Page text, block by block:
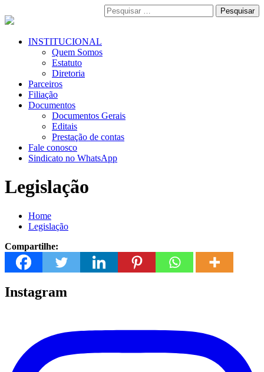
para
conteúdo
Pesquisar
por:
Menu
INSTITUCIONAL
Quem Somos
Estatuto
Diretoria
Parceiros
Filiação
Documentos
Documentos Gerais
Editais
Prestação de contas
Fale conosco
Sindicato no WhatsApp
Legislação
Home
Legislação
Compartilhe:
Instagram